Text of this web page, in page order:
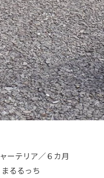
ーテリア／６カ月
るるっち